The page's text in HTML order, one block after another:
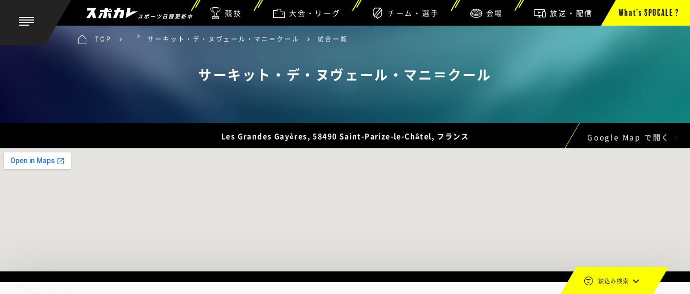
スポーツ日程更新中 競技 大会・リーグ チーム・選手 会場 放送・配信 What’s SPOCALE ?
TOP サーキット・デ・ヌヴェール・マニ＝クール 試合一覧
サーキット・デ・ヌヴェール・マニ＝クール
Les Grandes Gayères, 58490 Saint-Parize-le-Châtel, フランス Google Map で開く
絞込み検索